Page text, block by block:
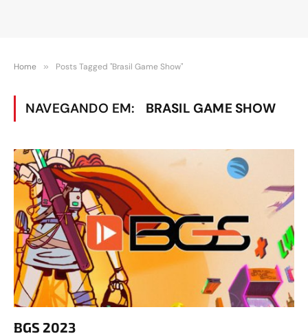
Home » Posts Tagged "Brasil Game Show"
NAVEGANDO EM: BRASIL GAME SHOW
BGS 2023